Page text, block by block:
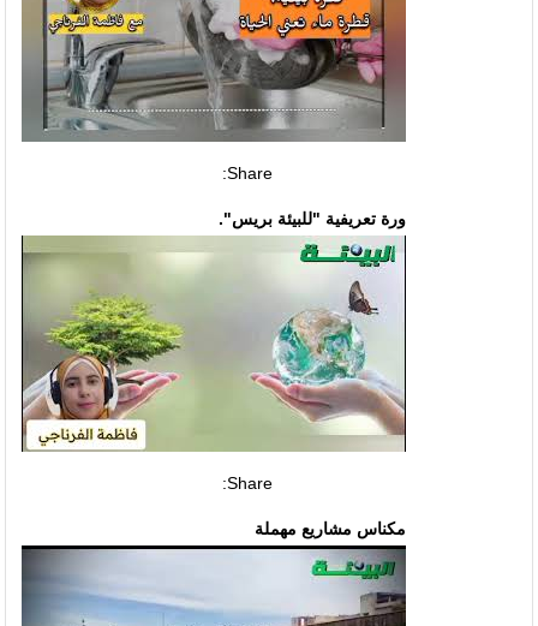
Share:
ورة تعريفية "للبيئة بريس".
Share:
مكناس مشاريع مهملة